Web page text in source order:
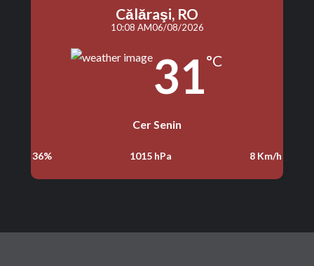
Călăraşi, RO
10:08 AM06/08/2026
31°C
Cer Senin
36% 1015 hPa 8 Km/h